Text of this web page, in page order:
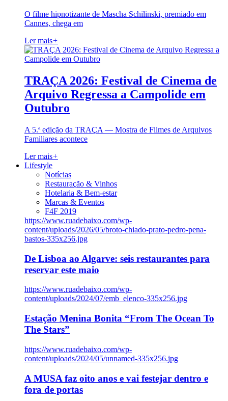
O filme hipnotizante de Mascha Schilinski, premiado em
Cannes, chega em
Ler mais+
TRAÇA 2026: Festival de Cinema de
Arquivo Regressa a Campolide em
Outubro
A 5.ª edição da TRAÇA — Mostra de Filmes de Arquivos
Familiares acontece
Ler mais+
Lifestyle
Notícias
Restauração & Vinhos
Hotelaria & Bem-estar
Marcas & Eventos
F4F 2019
https://www.ruadebaixo.com/wp-
content/uploads/2026/05/broto-chiado-prato-pedro-pena-
bastos-335x256.jpg
De Lisboa ao Algarve: seis restaurantes para
reservar este maio
https://www.ruadebaixo.com/wp-
content/uploads/2024/07/emb_elenco-335x256.jpg
Estação Menina Bonita “From The Ocean To
The Stars”
https://www.ruadebaixo.com/wp-
content/uploads/2024/05/unnamed-335x256.jpg
A MUSA faz oito anos e vai festejar dentro e
fora de portas